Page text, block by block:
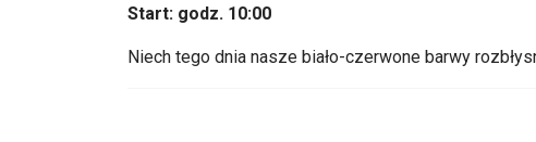
Start: godz. 10:00
Niech tego dnia nasze biało-czerwone barwy